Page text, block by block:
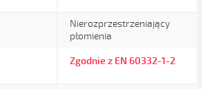
Nierozprzestrzeniający
płomienia
Zgodnie z EN 60332-1-2